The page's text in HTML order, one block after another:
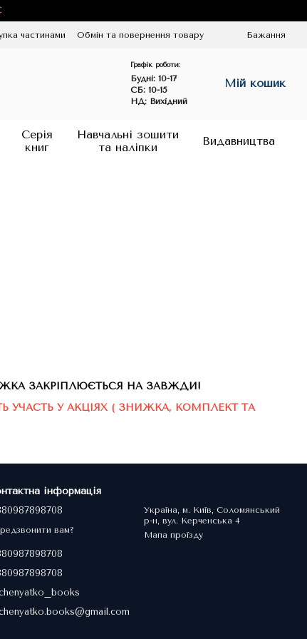
частинами
Обмін та повернення товару
Бажання
Графік роботи:
Будні: 10-17
СБ: 10-15
НД: Вихідний
Мій кошик
Серія
книг
Навчальні зошити
та наліпки
Видавництва
ЗНИЖКА ЗАКРІПЛЮЄТЬСЯ НА ЗАВЖДИ!
УЧАСТЬ У АКЦІЯХ ( ЗНИЖКА, КОМПЛЕКТ ТА
інформація
вам?
Україна, м. Київ, Соломянський
р-н, вул. Керченська 4
Мапа проїзду